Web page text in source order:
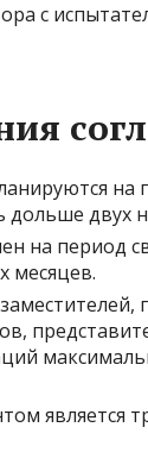
с
на
дольше двух
на период
месяцев.
является